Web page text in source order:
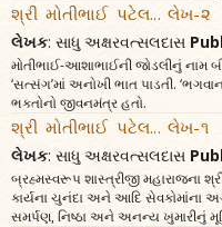
શ્રી મોતીભાઈ પટેલ... લેખ-૨
લેખક: સાધુ અક્ષરવત્સલદાસ
મોતીભાઈ-આશાભાઈની જોડલીનું
‘સત્સંગ’માં અનોખી ભાત પાડતી.
ભક્તોનો જીવનમંત્ર હતો.
શ્રી મોતીભાઈ પટેલ... લેખ-૧
લેખક: સાધુ અક્ષરવત્સલદાસ
બ્રહ્મસ્વરૂપ શાસ્ત્રીજી મહારાજના
કાર્યના ચુનંદા અને આદિ સેવકોમાંના
સમર્પણ, નિષ્ઠા અને અનન્ય ખુમારીનું